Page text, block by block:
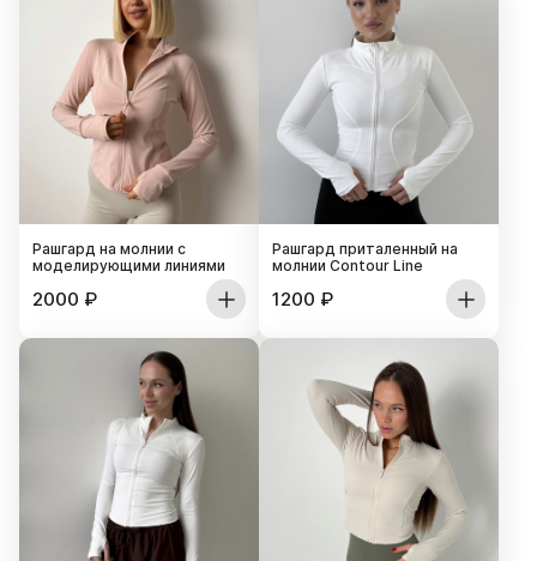
Рашгард на молнии с
моделирующими линиями
2000 ₽
Рашгард приталенный на
молнии Contour Line
1200 ₽